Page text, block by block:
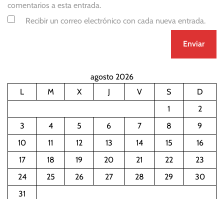
comentarios a esta entrada.
Recibir un correo electrónico con cada nueva entrada.
agosto 2026
L
M X J V S
D
1
2
3
4 5 6 7 8
9
10
11 12 13 14 15
16
17
18 19 20 21 22
23
24
25 26 27 28 29
30
31